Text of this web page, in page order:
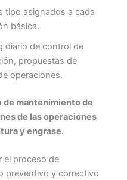
tipo asignados a cada
básica.
diario de control de
propuestas de
operaciones.
de mantenimiento de
de las operaciones
y engrase.
el proceso de
preventivo y correctivo